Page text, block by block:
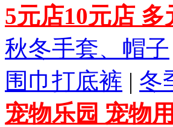
5元店10元店
秋冬手套、帽子
围巾打底裤 | 冬
宠物乐园 宠物